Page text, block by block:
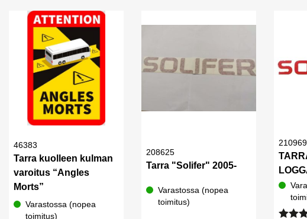
46383
Tarra kuolleen kulman
varoitus “Angles
Morts”
Varastossa (nopea
toimitus)
208625
Tarra "Solifer" 2005-
Varastossa (nopea
toimitus)
210969